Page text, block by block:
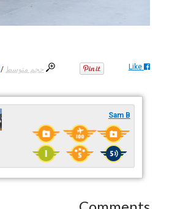
حجم متوسط / Like
Sam B